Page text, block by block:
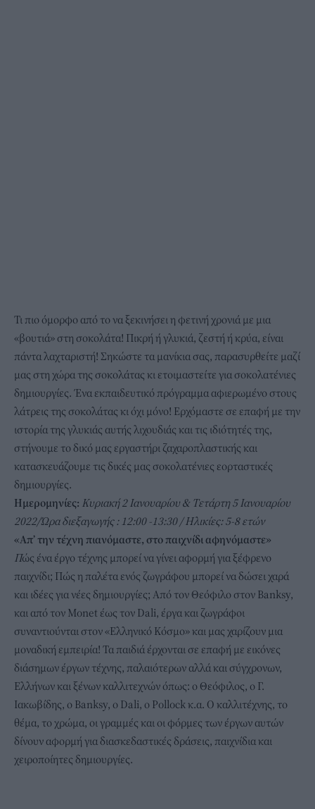
Τι πιο όμορφο από το να ξεκινήσει η φετινή χρονιά με μια
«βουτιά» στη σοκολάτα! Πικρή ή γλυκιά, ζεστή ή κρύα, είναι
πάντα λαχταριστή! Σηκώστε τα μανίκια σας, παρασυρθείτε μαζί
μας στη χώρα της σοκολάτας κι ετοιμαστείτε για σοκολατένιες
δημιουργίες. Ένα εκπαιδευτικό πρόγραμμα αφιερωμένο στους
λάτρεις της σοκολάτας κι όχι μόνο! Ερχόμαστε σε επαφή με την
ιστορία της γλυκιάς αυτής λιχουδιάς και τις ιδιότητές της,
στήνουμε το δικό μας εργαστήρι ζαχαροπλαστικής και
κατασκευάζουμε τις δικές μας σοκολατένιες εορταστικές
δημιουργίες.
Ημερομηνίες: Κυριακή 2 Ιανουαρίου & Τετάρτη 5 Ιανουαρίου
2022/Ώρα διεξαγωγής : 12:00 -13:30 / Ηλικίες: 5-8 ετών
«Απ’ την τέχνη πιανόμαστε, στο παιχνίδι αφηνόμαστε»
Πώς ένα έργο τέχνης μπορεί να γίνει αφορμή για ξέφρενο
παιχνίδι; Πώς η παλέτα ενός ζωγράφου μπορεί να δώσει χαρά
και ιδέες για νέες δημιουργίες; Από τον Θεόφιλο στον Βanksy,
και από τον Monet έως τον Dali, έργα και ζωγράφοι
συναντιούνται στον «Ελληνικό Κόσμο» και μας χαρίζουν μια
μοναδική εμπειρία! Τα παιδιά έρχονται σε επαφή με εικόνες
διάσημων έργων τέχνης, παλαιότερων αλλά και σύγχρονων,
Ελλήνων και ξένων καλλιτεχνών όπως: ο Θεόφιλος, ο Γ.
Ιακωβίδης, ο Βanksy, ο Dali, ο Pollock κ.α. Ο καλλιτέχνης, το
θέμα, το χρώμα, οι γραμμές και οι φόρμες των έργων αυτών
δίνουν αφορμή για διασκεδαστικές δράσεις, παιχνίδια και
χειροποίητες δημιουργίες.